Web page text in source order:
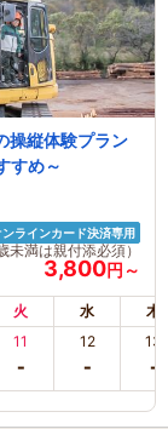
操縦体験プラン
すめ～
ンラインカード決済専用
未満は親付添必須）
3,800円～
火 水 木
11 12 13